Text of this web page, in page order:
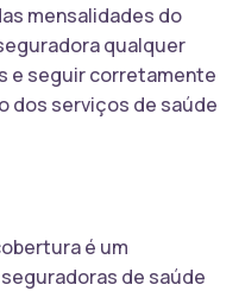
mensalidades do
qualquer
e seguir corretamente
dos serviços de saúde
é um
de saúde